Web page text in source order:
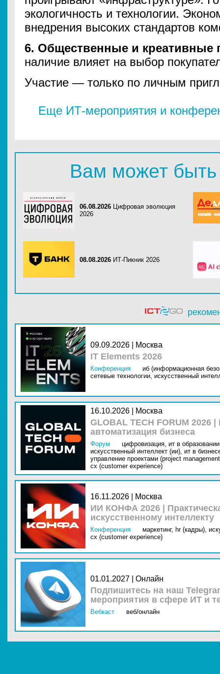
экологичность и технологии.
внедрения высоких стандартов
6. Общественные и креативные
наличие влияет на выбор
Участие — только по личным
Еще ИТ-мероприятия и
Вам может быть
06.08.2026 Цифровая эволюция
2026
08.08.2026 ИТ-Пикник 2026
09.09.2026 | Москва
IT Elements 2026
Конференция
иб (информационная
сетевые технологии, искусственный
16.10.2026 | Москва
GLOBAL TECH FORUM
автоматизация бизнеса
Форум цифровизация, ит в
искусственный интеллект (ии), ит в
управление проектами (project
cx (customer experience)
16.11.2026 | Москва
ИИ КОНФА 2026 |
искусственному интеллекту
Конференция маркетинг, hr (кадры),
cx (customer experience)
01.01.2027 | Онлайн
Подпишитесь на наш
мероприятия в сфере ИТ и
Вебкаст веб/онлайн